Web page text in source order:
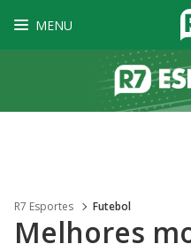
MENU
R7 Esportes Futebol
Melhores